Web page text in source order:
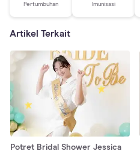
Pertumbuhan Imunisasi
Artikel Terkait
Potret Bridal Shower Jessica